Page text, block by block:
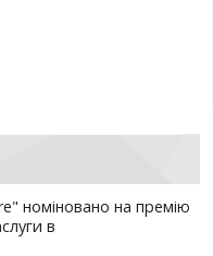
номіновано на премію
в